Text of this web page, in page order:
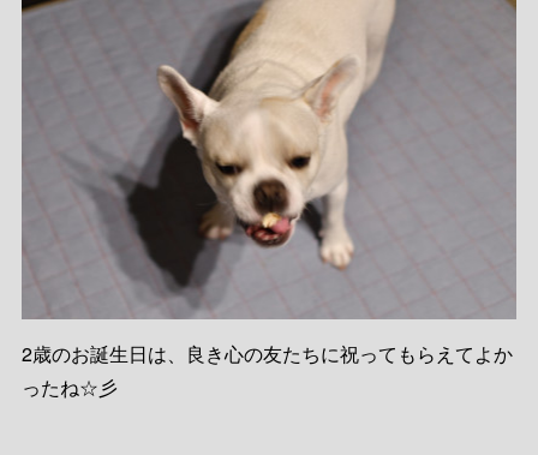
2歳のお誕生日は、良き心の友たちに祝ってもらえてよか
ったね☆彡